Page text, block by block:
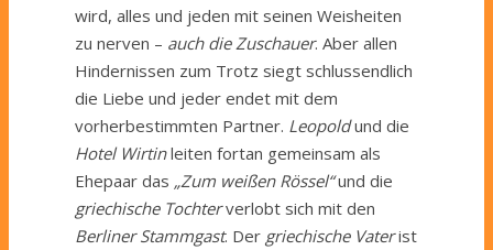
wird, alles und jeden mit seinen Weisheiten
zu nerven – auch die Zuschauer. Aber allen
Hindernissen zum Trotz siegt schlussendlich
die Liebe und jeder endet mit dem
vorherbestimmten Partner. Leopoldund die
Hotel Wirtinleiten fortan gemeinsam als
Ehepaar das „Zum weißen Rössel“und die
griechische Tochterverlobt sich mit den
Berliner Stammgast. Der griechische Vaterist